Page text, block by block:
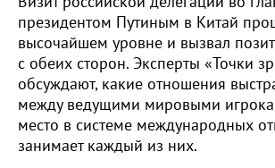
президентом Путиным в Китай
высочайшем уровне и вызвал
с обеих сторон. Эксперты «Точки
обсуждают, какие отношения
между ведущими мировыми
место в системе международных
занимает каждый из них.